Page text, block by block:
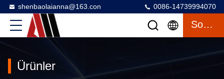
shenbaolaianna@163.con 0086-14739994070
Sohbet
Ürünler